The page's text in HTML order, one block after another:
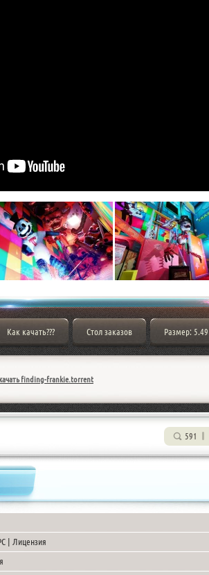
Как качать??? Стол заказов Размер:
finding-frankie.torrent
591
| Лицензия